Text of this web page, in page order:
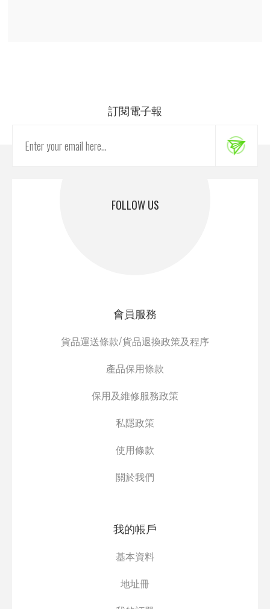
訂閱電子報
FOLLOW US
會員服務
貨品運送條款/貨品退換政策及程序
產品保用條款
保用及維修服務政策
私隱政策
使用條款
關於我們
我的帳戶
基本資料
地址冊